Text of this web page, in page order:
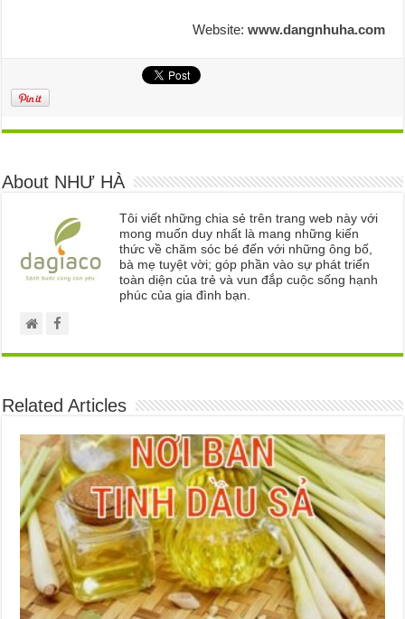
Website: www.dangnhuha.com
About NHƯ HÀ
Tôi viết những chia sẻ trên trang web này với
mong muốn duy nhất là mang những kiến
thức về chăm sóc bé đến với những ông bố,
bà mẹ tuyệt vời; góp phần vào sự phát triển
toàn diện của trẻ và vun đắp cuộc sống hạnh
phúc của gia đình bạn.
Related Articles